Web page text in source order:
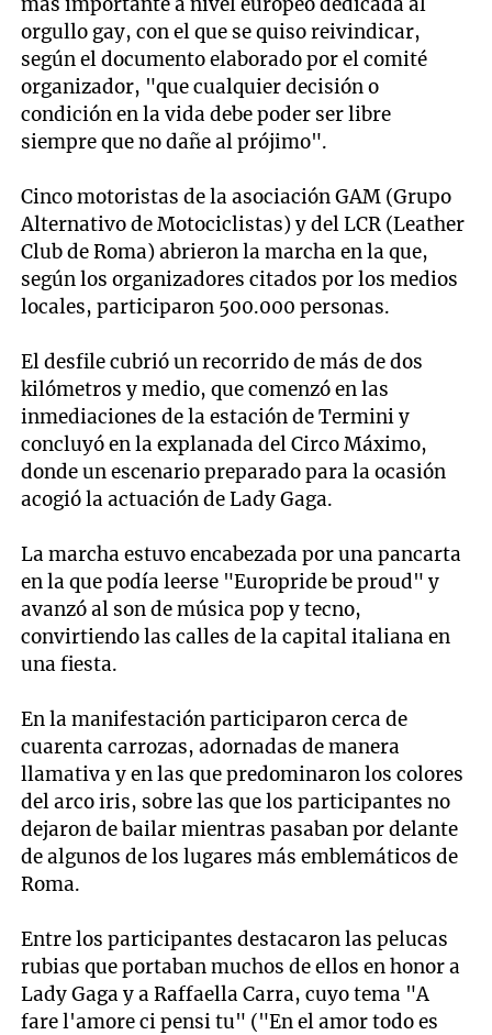
orgullo gay, con el que se quiso reivindicar,
según el documento elaborado por el comité
organizador, "que cualquier decisión o
condición en la vida debe poder ser libre
siempre que no dañe al prójimo".
Cinco motoristas de la asociación GAM (Grupo
Alternativo de Motociclistas) y del LCR (Leather
Club de Roma) abrieron la marcha en la que,
según los organizadores citados por los medios
locales, participaron 500.000 personas.
El desfile cubrió un recorrido de más de dos
kilómetros y medio, que comenzó en las
inmediaciones de la estación de Termini y
concluyó en la explanada del Circo Máximo,
donde un escenario preparado para la ocasión
acogió la actuación de Lady Gaga.
La marcha estuvo encabezada por una pancarta
en la que podía leerse "Europride be proud" y
avanzó al son de música pop y tecno,
convirtiendo las calles de la capital italiana en
una fiesta.
En la manifestación participaron cerca de
cuarenta carrozas, adornadas de manera
llamativa y en las que predominaron los colores
del arco iris, sobre las que los participantes no
dejaron de bailar mientras pasaban por delante
de algunos de los lugares más emblemáticos de
Roma.
Entre los participantes destacaron las pelucas
rubias que portaban muchos de ellos en honor a
Lady Gaga y a Raffaella Carra, cuyo tema "A
fare l'amore ci pensi tu" ("En el amor todo es